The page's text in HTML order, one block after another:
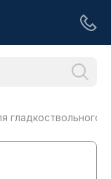
гладкоствольного